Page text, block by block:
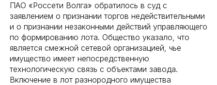
ПАО «Россети Волга» обратилось в суд с
заявлением о признании торгов недействительными
и о признании незаконными действий управляющего
по формированию лота. Общество указало, что
является смежной сетевой организацией, чье
имущество имеет непосредственную
технологическую связь с объектами завода.
Включение в лот разнородного имущества